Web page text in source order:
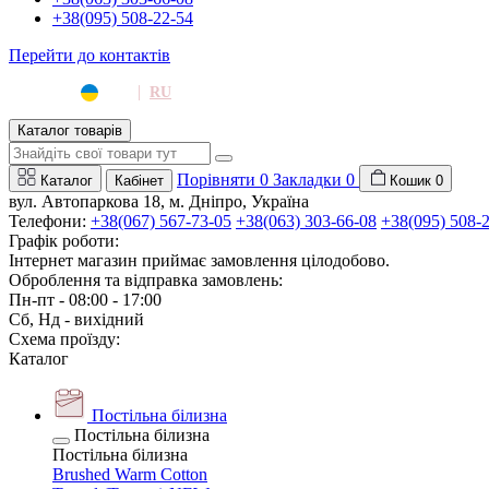
+38(095) 508-22-54
Перейти до контактів
| RU
Каталог товарів
Каталог Кабінет Порівняти 0 Закладки 0 Кошик 0
вул. Автопаркова 18, м. Дніпро, Україна
Телефони: +38(067) 567-73-05 +38(063) 303-66-08 +38(095) 508-
Графік роботи:
Інтернет магазин приймає замовлення цілодобово.
Оброблення та відправка замовлень:
Пн-пт - 08:00 - 17:00
Сб, Нд - вихідний
Схема проїзду:
Каталог
Постільна білизна
Постільна білизна
Постільна білизна
Brushed Warm Cotton